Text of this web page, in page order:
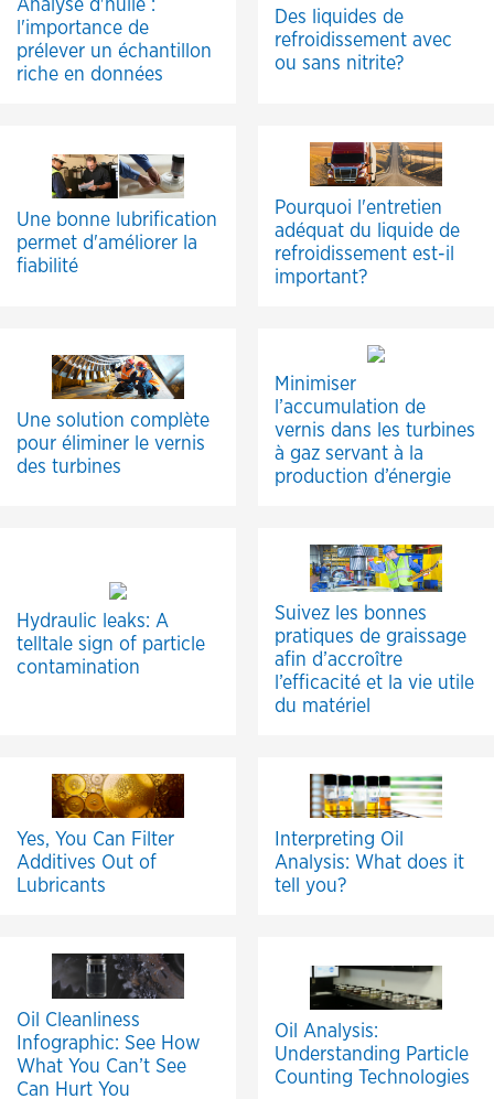
Analyse d'huile :
l'importance de
prélever un échantillon
riche en données
Des liquides de
refroidissement avec
ou sans nitrite?
Une bonne lubrification
permet d'améliorer la
fiabilité
Pourquoi l'entretien
adéquat du liquide de
refroidissement est-il
important?
Une solution complète
pour éliminer le vernis
des turbines
Minimiser
l’accumulation de
vernis dans les turbines
à gaz servant à la
production d’énergie
Hydraulic leaks: A
telltale sign of particle
contamination
Suivez les bonnes
pratiques de graissage
afin d’accroître
l’efficacité et la vie utile
du matériel
Yes, You Can Filter
Additives Out of
Lubricants
Interpreting Oil
Analysis: What does it
tell you?
Oil Cleanliness
Infographic: See How
What You Can’t See
Can Hurt You
Oil Analysis:
Understanding Particle
Counting Technologies